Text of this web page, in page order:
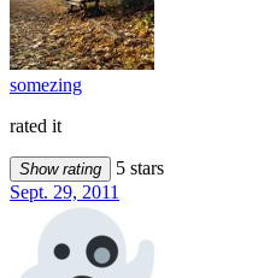
somezing
rated it
Show rating
5 stars
Sept. 29, 2011